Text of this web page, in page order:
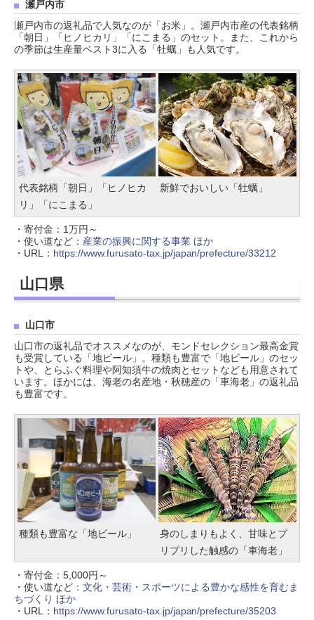
瀬戸内市
瀬戸内市の返礼品で人気なのが「お米」。瀬戸内市産の代表銘柄
「朝日」「ヒノヒカリ」「にこまる」のセット。また、これから
の季節は生産量ベスト3に入る「牡蠣」も人気です。
代表銘柄「朝日」「ヒノヒカ
リ」「にこまる」
新鮮でおいしい「牡蠣」
・寄付金：1万円～
・使い道など： 産業の振興に関する事業 ほか
・URL： https://www.furusato-tax.jp/japan/prefecture/33212
山口県
山口市
山口市の返礼品でオススメなのが、モンドセレクション最高金賞
も受賞している「地ビール」。種類も豊富で「地ビール」のセッ
トや、とらふぐ料理や阿知須牛の焼肉とセットなども用意されて
います。ほかには、海老の名産地・秋穂産の「車海老」の返礼品
も豊富です。
種類も豊富な「地ビール」
身のしまりもよく、甘味とプ
リプリした触感の「車海老」
・寄付金：5,000円～
・使い道など： 文化・芸術・スポーツによる豊かな感性を育むま
ちづくり ほか
・URL： https://www.furusato-tax.jp/japan/prefecture/35203